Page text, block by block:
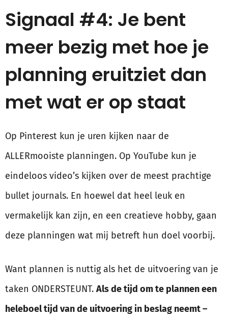
Signaal #4: Je bent
meer bezig met hoe je
planning eruitziet dan
met wat er op staat
Op Pinterest kun je uren kijken naar de
ALLERmooiste planningen. Op YouTube kun je
eindeloos video’s kijken over de meest prachtige
bullet journals. En hoewel dat heel leuk en
vermakelijk kan zijn, en een creatieve hobby, gaan
deze planningen wat mij betreft hun doel voorbij.
Want plannen is nuttig als het de uitvoering van je
taken ONDERSTEUNT. Als de tijd om te plannen een
heleboel tijd van de uitvoering in beslag neemt –